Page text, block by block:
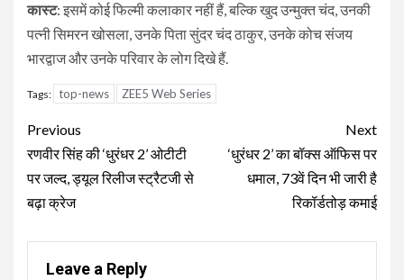
कास्ट: इसमें कोई फिल्मी कलाकार नहीं हैं, बल्कि खुद उन्मुक्त चंद, उनकी
पत्नी सिमरन खोसला, उनके पिता सुंदर चंद ठाकुर, उनके कोच संजय
भारद्वाज और उनके परिवार के लोग दिखे हैं.
Tags: top-news ZEE5 Web Series
Continue
Reading
Previous
रणवीर सिंह की ‘धुरंधर 2’ ओटीटी
पर जल्द, ड्यूल रिलीज स्ट्रैटजी से
बढ़ा क्रेज
Next
‘धुरंधर 2’ का बॉक्स ऑफिस पर
धमाल, 73वें दिन भी जारी है
रिकॉर्डतोड़ कमाई
Leave a Reply